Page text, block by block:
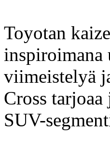
Toyotan
inspiroimana
viimeistelyä
Cross
SUV-